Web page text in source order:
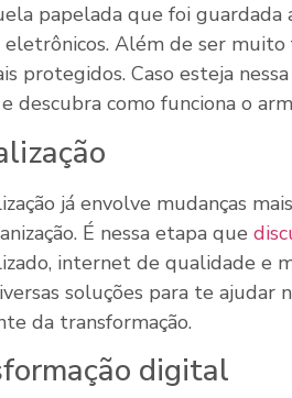
papelada que foi guardada
Além de ser muito
protegidos. Caso esteja
e descubra como funciona o
já envolve mudanças
É nessa etapa que
internet de qualidade e
soluções para te ajudar
da transformação.
digital